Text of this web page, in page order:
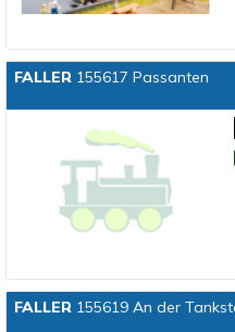
FALLER155617 Passanten
FALLER155619 An der